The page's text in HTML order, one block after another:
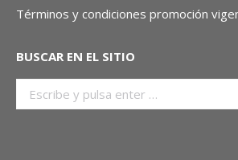
Términos y condiciones promoción
BUSCAR EN EL SITIO